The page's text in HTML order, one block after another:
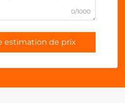
0/1000
estimation de prix